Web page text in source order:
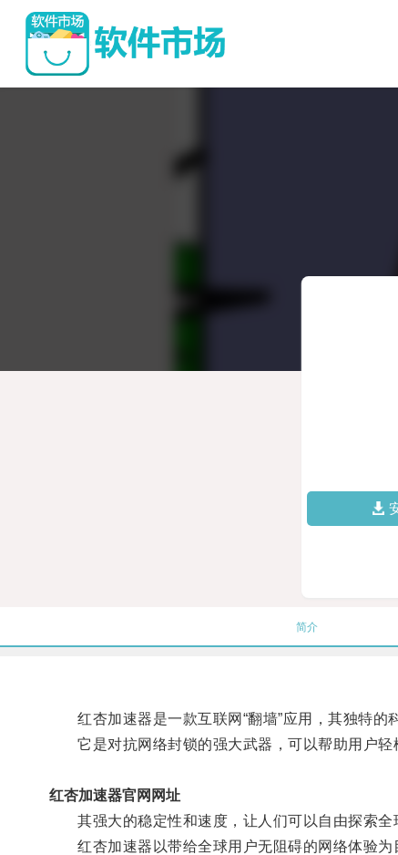
简介
红杏加速器是一款互联网“翻墙”应用，其独特的
它是对抗网络封锁的强大武器，可以帮助用户轻
红杏加速器官网网址
其强大的稳定性和速度，让人们可以自由探索全
红杏加速器以带给全球用户无阻碍的网络体验为